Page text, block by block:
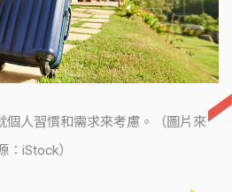
個人習慣和需求來考慮。（圖片來
：iStock）